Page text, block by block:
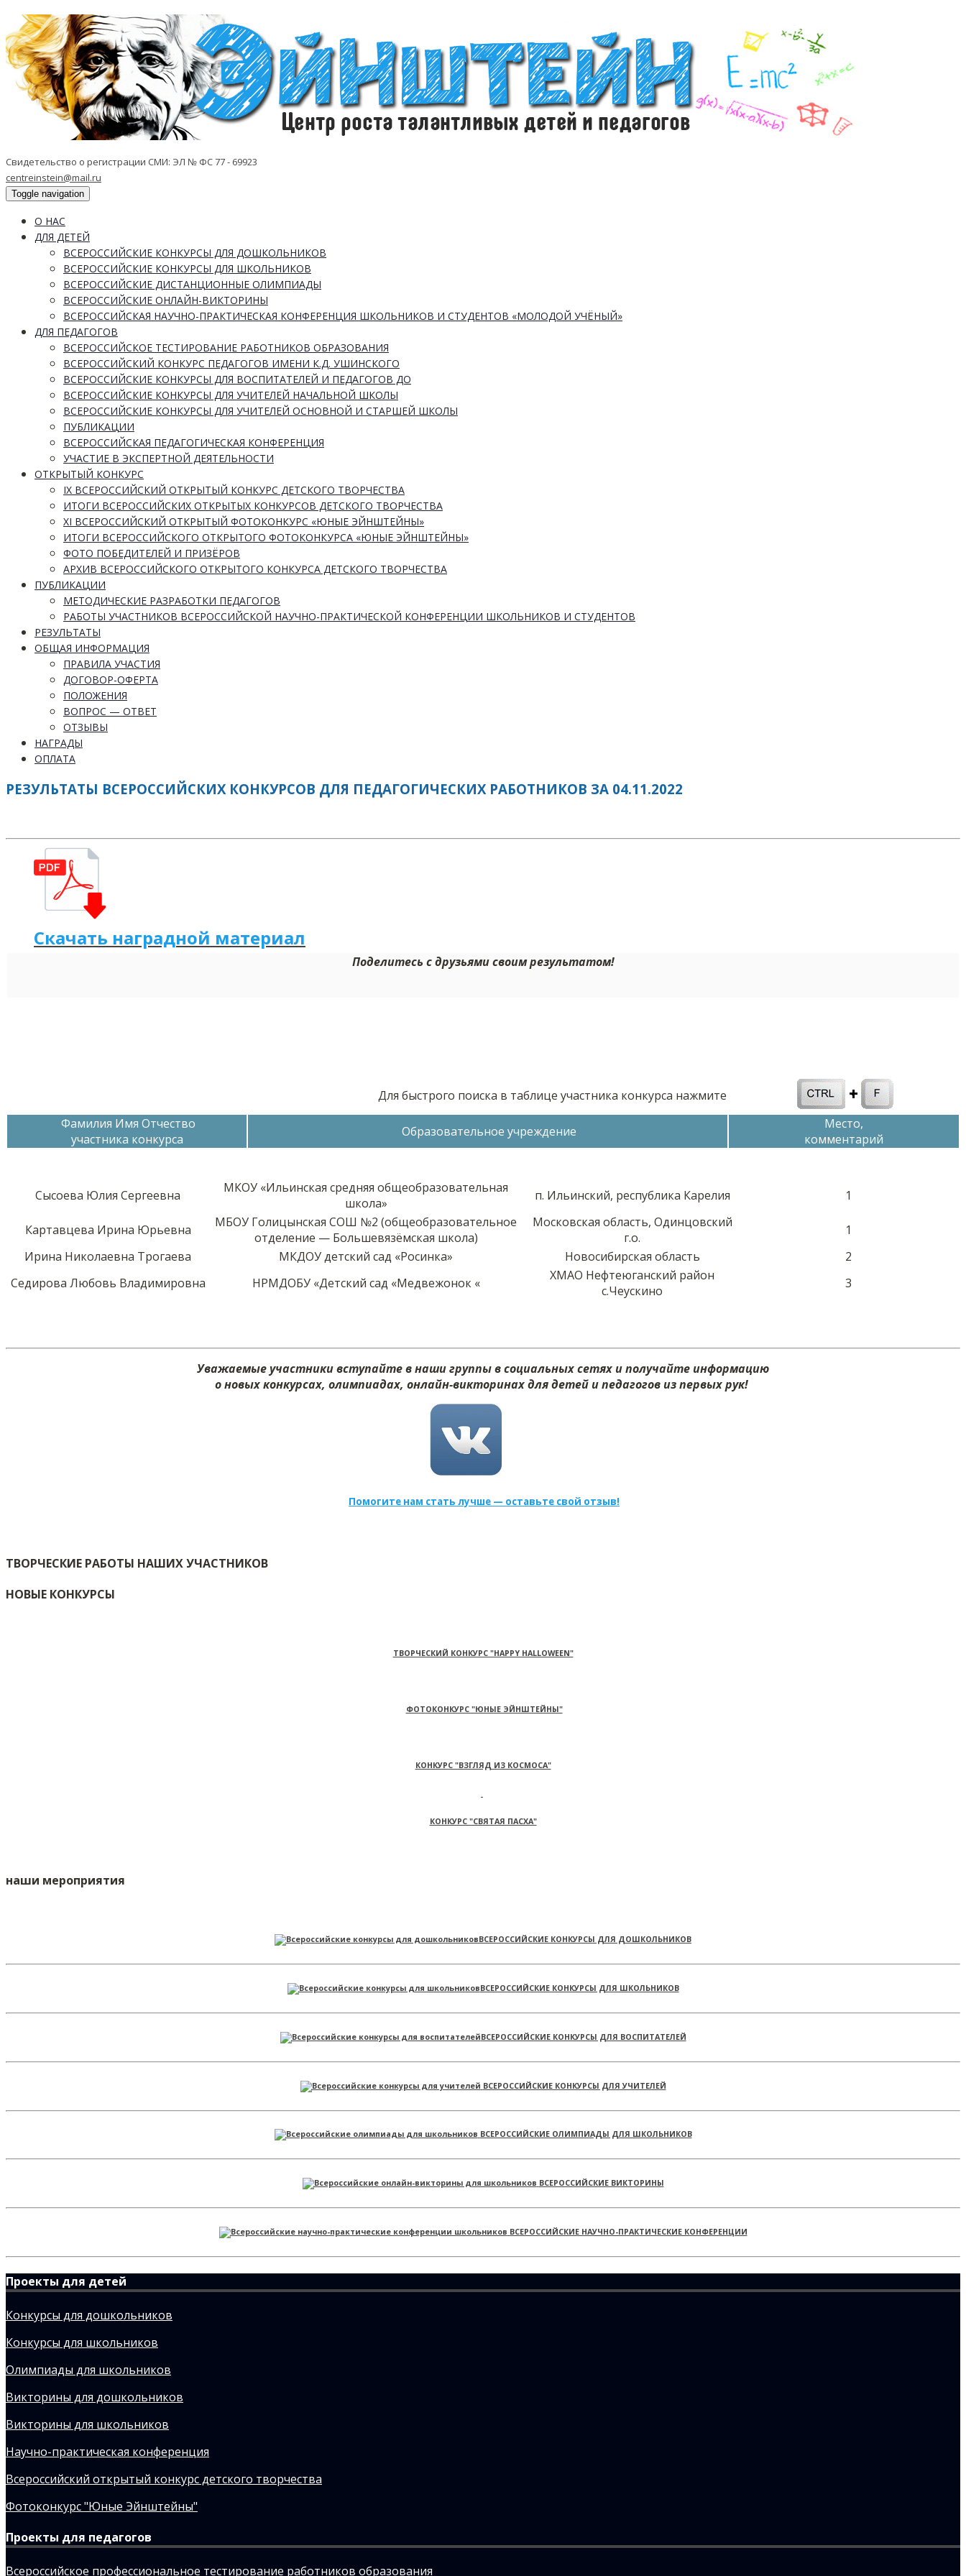
Свидетельство о регистрации СМИ: ЭЛ № ФС 77 - 69923
centreinstein@mail.ru
Toggle navigation
О НАС
ДЛЯ ДЕТЕЙ
ВСЕРОССИЙСКИЕ КОНКУРСЫ ДЛЯ ДОШКОЛЬНИКОВ
ВСЕРОССИЙСКИЕ КОНКУРСЫ ДЛЯ ШКОЛЬНИКОВ
ВСЕРОССИЙСКИЕ ДИСТАНЦИОННЫЕ ОЛИМПИАДЫ
ВСЕРОССИЙСКИЕ ОНЛАЙН-ВИКТОРИНЫ
ВСЕРОССИЙСКАЯ НАУЧНО-ПРАКТИЧЕСКАЯ КОНФЕРЕНЦИЯ ШКОЛЬНИКОВ И СТУДЕНТОВ «МОЛОДОЙ УЧЁНЫЙ»
ДЛЯ ПЕДАГОГОВ
ВСЕРОССИЙСКОЕ ТЕСТИРОВАНИЕ РАБОТНИКОВ ОБРАЗОВАНИЯ
ВСЕРОССИЙСКИЙ КОНКУРС ПЕДАГОГОВ ИМЕНИ К.Д. УШИНСКОГО
ВСЕРОССИЙСКИЕ КОНКУРСЫ ДЛЯ ВОСПИТАТЕЛЕЙ И ПЕДАГОГОВ ДО
ВСЕРОССИЙСКИЕ КОНКУРСЫ ДЛЯ УЧИТЕЛЕЙ НАЧАЛЬНОЙ ШКОЛЫ
ВСЕРОССИЙСКИЕ КОНКУРСЫ ДЛЯ УЧИТЕЛЕЙ ОСНОВНОЙ И СТАРШЕЙ ШКОЛЫ
ПУБЛИКАЦИИ
ВСЕРОССИЙСКАЯ ПЕДАГОГИЧЕСКАЯ КОНФЕРЕНЦИЯ
УЧАСТИЕ В ЭКСПЕРТНОЙ ДЕЯТЕЛЬНОСТИ
ОТКРЫТЫЙ КОНКУРС
IX ВСЕРОССИЙСКИЙ ОТКРЫТЫЙ КОНКУРС ДЕТСКОГО ТВОРЧЕСТВА
ИТОГИ ВСЕРОССИЙСКИХ ОТКРЫТЫХ КОНКУРСОВ ДЕТСКОГО ТВОРЧЕСТВА
XI ВСЕРОССИЙСКИЙ ОТКРЫТЫЙ ФОТОКОНКУРС «ЮНЫЕ ЭЙНШТЕЙНЫ»
ИТОГИ ВСЕРОССИЙСКОГО ОТКРЫТОГО ФОТОКОНКУРСА «ЮНЫЕ ЭЙНШТЕЙНЫ»
ФОТО ПОБЕДИТЕЛЕЙ И ПРИЗЁРОВ
АРХИВ ВСЕРОССИЙСКОГО ОТКРЫТОГО КОНКУРСА ДЕТСКОГО ТВОРЧЕСТВА
ПУБЛИКАЦИИ
МЕТОДИЧЕСКИЕ РАЗРАБОТКИ ПЕДАГОГОВ
РАБОТЫ УЧАСТНИКОВ ВСЕРОССИЙСКОЙ НАУЧНО-ПРАКТИЧЕСКОЙ КОНФЕРЕНЦИИ ШКОЛЬНИКОВ И СТУДЕНТОВ
РЕЗУЛЬТАТЫ
ОБЩАЯ ИНФОРМАЦИЯ
ПРАВИЛА УЧАСТИЯ
ДОГОВОР-ОФЕРТА
ПОЛОЖЕНИЯ
ВОПРОС — ОТВЕТ
ОТЗЫВЫ
НАГРАДЫ
ОПЛАТА
РЕЗУЛЬТАТЫ ВСЕРОССИЙСКИХ КОНКУРСОВ ДЛЯ ПЕДАГОГИЧЕСКИХ РАБОТНИКОВ ЗА 04.11.2022
Скачать наградной материал
Поделитесь с друзьями своим результатом!
Для быстрого поиска в таблице участника конкурса нажмите
Фамилия Имя Отчество
участника конкурса
Образовательное учреждение
Место,
комментарий
Сысоева Юлия Сергеевна
МКОУ «Ильинская средняя общеобразовательная
школа»
п. Ильинский, республика Карелия 1
Картавцева Ирина Юрьевна
МБОУ Голицынская СОШ №2 (общеобразовательное
отделение — Большевязёмская школа)
Московская область, Одинцовский
г.о.
1
Ирина Николаевна Трогаева
МКДОУ детский сад «Росинка» Новосибирская область
2
Седирова Любовь Владимировна
НРМДОБУ «Детский сад «Медвежонок «
ХМАО Нефтеюганский район
с.Чеускино
3
Уважаемые участники вступайте в наши группы в социальных сетях и получайте информацию
о новых конкурсах, олимпиадах, онлайн-викторинах для детей и педагогов из первых рук!
Помогите нам стать лучше — оставьте свой отзыв!
ТВОРЧЕСКИЕ РАБОТЫ НАШИХ УЧАСТНИКОВ
НОВЫЕ КОНКУРСЫ
ТВОРЧЕСКИЙ КОНКУРС "HAPPY HALLOWEEN"
ФОТОКОНКУРС "ЮНЫЕ ЭЙНШТЕЙНЫ"
КОНКУРС "ВЗГЛЯД ИЗ КОСМОСА"
КОНКУРС "СВЯТАЯ ПАСХА"
наши мероприятия
ВСЕРОССИЙСКИЕ КОНКУРСЫ ДЛЯ ДОШКОЛЬНИКОВ
ВСЕРОССИЙСКИЕ КОНКУРСЫ ДЛЯ ШКОЛЬНИКОВ
ВСЕРОССИЙСКИЕ КОНКУРСЫ ДЛЯ ВОСПИТАТЕЛЕЙ
ВСЕРОССИЙСКИЕ КОНКУРСЫ ДЛЯ УЧИТЕЛЕЙ
ВСЕРОССИЙСКИЕ ОЛИМПИАДЫ ДЛЯ ШКОЛЬНИКОВ
ВСЕРОССИЙСКИЕ ВИКТОРИНЫ
ВСЕРОССИЙСКИЕ НАУЧНО-ПРАКТИЧЕСКИЕ КОНФЕРЕНЦИИ
Проекты для детей
Конкурсы для дошкольников
Конкурсы для школьников
Олимпиады для школьников
Викторины для дошкольников
Викторины для школьников
Научно-практическая конференция
Всероссийский открытый конкурс детского творчества
Фотоконкурс "Юные Эйнштейны"
Проекты для педагогов
Всероссийское профессиональное тестирование работников образования